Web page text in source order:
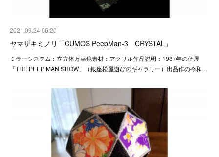
2021.09.24 06:20
ヤマザキミノリ「CUMOS PeepMan-3 CRYSTAL」
ミラーシステム：立方体万華鏡素材：アクリル作品説明：1987年の個展
「THE PEEP MAN SHOW」（銀座松屋遊びのギャラリー）出品作の令和…